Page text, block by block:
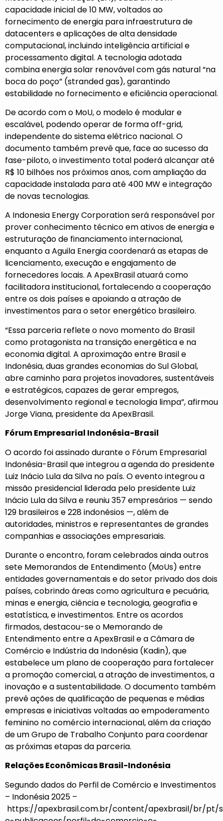
capacidade inicial de 10 MW, voltados ao
fornecimento de energia para infraestrutura de
datacenters e aplicações de alta densidade
computacional, incluindo inteligência artificial e
processamento digital. A tecnologia adotada
combina energia solar renovável com gás natural “na
boca do poço” (stranded gas), garantindo
estabilidade no fornecimento e eficiência operacional.
De acordo com o MoU, o modelo é modular e
escalável, podendo operar de forma off-grid,
independente do sistema elétrico nacional. O
documento também prevê que, face ao sucesso da
fase-piloto, o investimento total poderá alcançar até
R$ 10 bilhões nos próximos anos, com ampliação da
capacidade instalada para até 400 MW e integração
de novas tecnologias.
A Indonesia Energy Corporation será responsável por
prover conhecimento técnico em ativos de energia e
estruturação de financiamento internacional,
enquanto a Aguila Energia coordenará as etapas de
licenciamento, execução e engajamento de
fornecedores locais. A ApexBrasil atuará como
facilitadora institucional, fortalecendo a cooperação
entre os dois países e apoiando a atração de
investimentos para o setor energético brasileiro.
“Essa parceria reflete o novo momento do Brasil
como protagonista na transição energética e na
economia digital. A aproximação entre Brasil e
Indonésia, duas grandes economias do Sul Global,
abre caminho para projetos inovadores, sustentáveis
e estratégicos, capazes de gerar empregos,
desenvolvimento regional e tecnologia limpa”, afirmou
Jorge Viana, presidente da ApexBrasil.
Fórum Empresarial Indonésia-Brasil
O acordo foi assinado durante o Fórum Empresarial
Indonésia-Brasil que integrou a agenda do presidente
Luiz Inácio Lula da Silva no país. O evento integrou a
missão presidencial liderada pelo presidente Luiz
Inácio Lula da Silva e reuniu 357 empresários — sendo
129 brasileiros e 228 indonésios —, além de
autoridades, ministros e representantes de grandes
companhias e associações empresariais.
Durante o encontro, foram celebrados ainda outros
sete Memorandos de Entendimento (MoUs) entre
entidades governamentais e do setor privado dos dois
países, cobrindo áreas como agricultura e pecuária,
minas e energia, ciência e tecnologia, geografia e
estatística, e investimentos. Entre os acordos
firmados, destacou-se o Memorando de
Entendimento entre a ApexBrasil e a Câmara de
Comércio e Indústria da Indonésia (Kadin), que
estabelece um plano de cooperação para fortalecer
a promoção comercial, a atração de investimentos, a
inovação e a sustentabilidade. O documento também
prevê ações de qualificação de pequenas e médias
empresas e iniciativas voltadas ao empoderamento
feminino no comércio internacional, além da criação
de um Grupo de Trabalho Conjunto para coordenar
as próximas etapas da parceria.
Relações Econômicas Brasil-Indonésia
Segundo dados do Perfil de Comércio e Investimentos
– Indonésia 2025 –
https://apexbrasil.com.br/content/apexbrasil/br/pt/